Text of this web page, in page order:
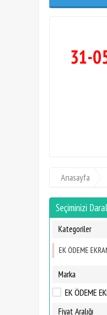
31-
Anasayfa
Seçiminizi
Kategoriler
EK ÖDEME
Marka
EK ÖDEME
Fiyat Aralığı